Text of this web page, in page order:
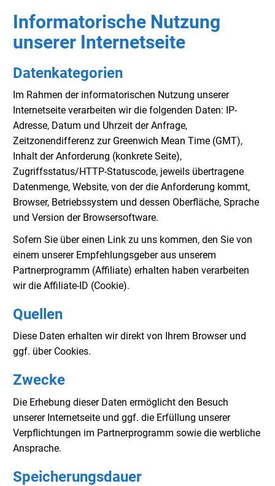
Informatorische Nutzung
unserer Internetseite
Datenkategorien
Im Rahmen der informatorischen Nutzung unserer
Internetseite verarbeiten wir die folgenden Daten: IP-
Adresse, Datum und Uhrzeit der Anfrage,
Zeitzonendifferenz zur Greenwich Mean Time (GMT),
Inhalt der Anforderung (konkrete Seite),
Zugriffsstatus/HTTP-Statuscode, jeweils übertragene
Datenmenge, Website, von der die Anforderung kommt,
Browser, Betriebssystem und dessen Oberfläche, Sprache
und Version der Browsersoftware.
Sofern Sie über einen Link zu uns kommen, den Sie von
einem unserer Empfehlungsgeber aus unserem
Partnerprogramm (Affiliate) erhalten haben verarbeiten
wir die Affiliate-ID (Cookie).
Quellen
Diese Daten erhalten wir direkt von Ihrem Browser und
ggf. über Cookies.
Zwecke
Die Erhebung dieser Daten ermöglicht den Besuch
unserer Internetseite und ggf. die Erfüllung unserer
Verpflichtungen im Partnerprogramm sowie die werbliche
Ansprache.
Speicherungsdauer